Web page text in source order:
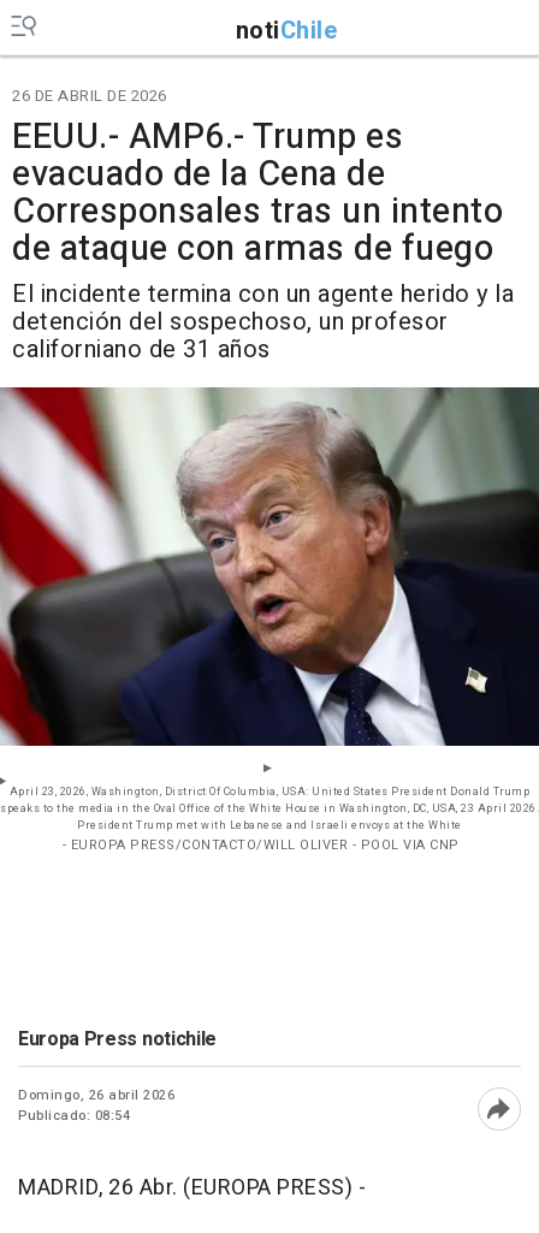
notiChile
26 DE ABRIL DE 2026
EEUU.- AMP6.- Trump es
evacuado de la Cena de
Corresponsales tras un intento
de ataque con armas de fuego
El incidente termina con un agente herido y la
detención del sospechoso, un profesor
californiano de 31 años
April 23, 2026, Washington, District Of Columbia, USA: United States President Donald Trump
speaks to the media in the Oval Office of the White House in Washington, DC, USA, 23 April 2026.
President Trump met with Lebanese and Israeli envoys at the White
- EUROPA PRESS/CONTACTO/WILL OLIVER - POOL VIA CNP
Europa Press notichile
Domingo, 26 abril 2026
Publicado: 08:54
MADRID, 26 Abr. (EUROPA PRESS) -